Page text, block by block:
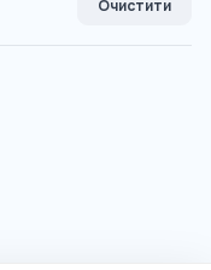
Очистити